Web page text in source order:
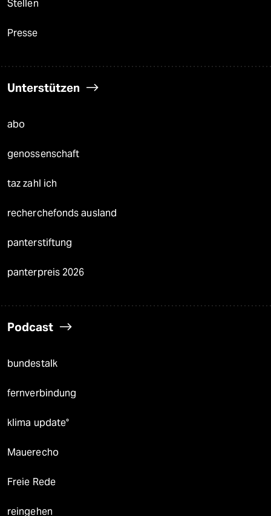
Stellen
Presse
Unterstützen
abo
genossenschaft
taz zahl ich
recherchefonds ausland
panterstiftung
panterpreis 2026
Podcast
bundestalk
fernverbindung
klima update°
Mauerecho
Freie Rede
reingehen